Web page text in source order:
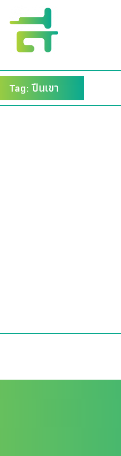
Tag: ปีนเขา